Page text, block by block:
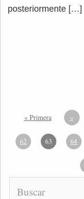
posteriormente […]
« Primera «
62 63 64
Buscar